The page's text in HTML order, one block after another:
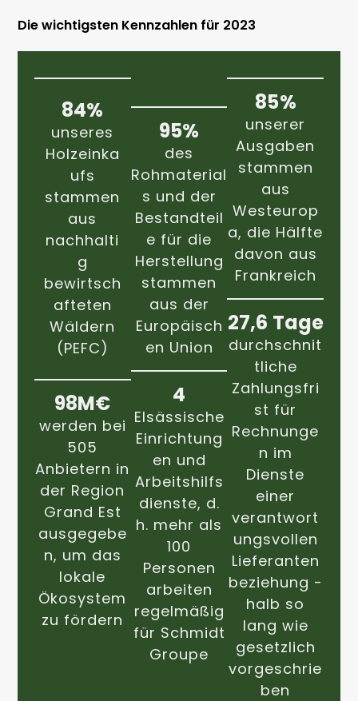
Die wichtigsten Kennzahlen für 2023
84%
unseres
Holzeinka
ufs
stammen
aus
nachhalti
g
bewirtsch
afteten
Wäldern
(PEFC)
98M€
werden bei
505
Anbietern in
der Region
Grand Est
ausgegebe
n, um das
lokale
Ökosystem
zu fördern
95%
des
Rohmaterial
s und der
Bestandteil
e für die
Herstellung
stammen
aus der
Europäisch
en Union
4
Elsässische
Einrichtung
en und
Arbeitshilfs
dienste, d.
h. mehr als
100
Personen
arbeiten
regelmäßig
für Schmidt
Groupe
85%
unserer
Ausgaben
stammen
aus
Westeurop
a, die Hälfte
davon aus
Frankreich
27,6 Tage
durchschnit
tliche
Zahlungsfri
st für
Rechnunge
n im
Dienste
einer
verantwort
ungsvollen
Lieferanten
beziehung -
halb so
lang wie
gesetzlich
vorgeschrie
ben